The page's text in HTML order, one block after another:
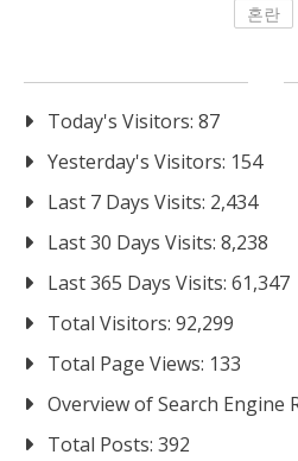
혼란
Today's Visitors: 87
Yesterday's Visitors: 154
Last 7 Days Visits: 2,434
Last 30 Days Visits: 8,238
Last 365 Days Visits: 61,347
Total Visitors: 92,299
Total Page Views: 133
Overview of Search Engine
Total Posts: 392